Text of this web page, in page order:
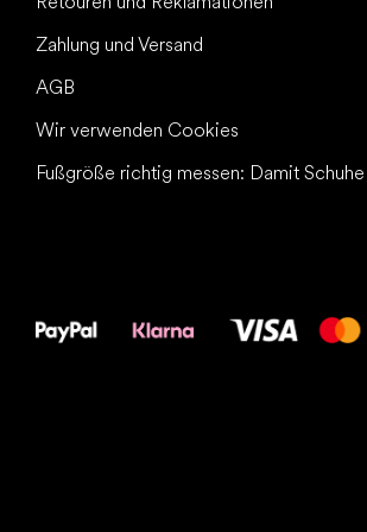
Zahlung und Versand
AGB
Wir verwenden Cookies
Fußgröße richtig messen: Damit